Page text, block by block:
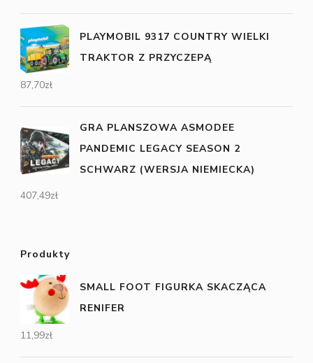
PLAYMOBIL 9317 COUNTRY WIELKI
TRAKTOR Z PRZYCZEPĄ
87,70zł
GRA PLANSZOWA ASMODEE
PANDEMIC LEGACY SEASON 2
SCHWARZ (WERSJA NIEMIECKA)
407,49zł
Produkty
SMALL FOOT FIGURKA SKACZĄCA
RENIFER
11,99zł